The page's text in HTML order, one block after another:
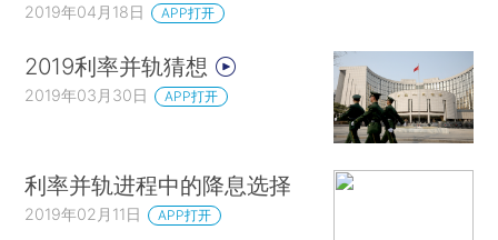
2019年04月18日 APP打开
2019利率并轨猜想
2019年03月30日 APP打开
利率并轨进程中的降息选择
2019年02月11日 APP打开